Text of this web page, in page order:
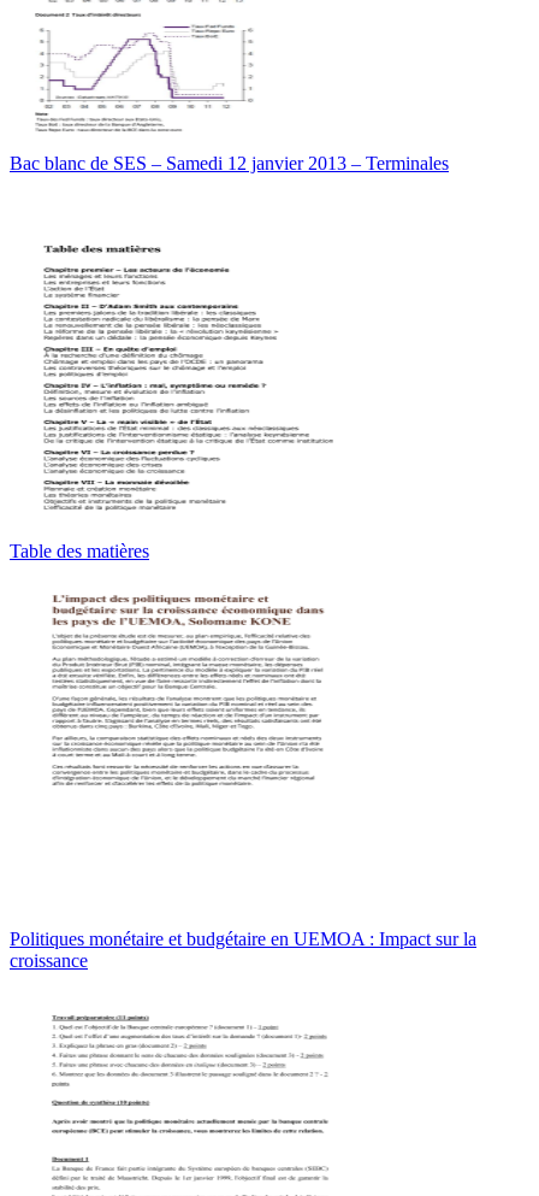
Bac blanc de SES – Samedi 12 janvier 2013 – Terminales
Table des matières
Politiques monétaire et budgétaire en UEMOA : Impact sur la
croissance